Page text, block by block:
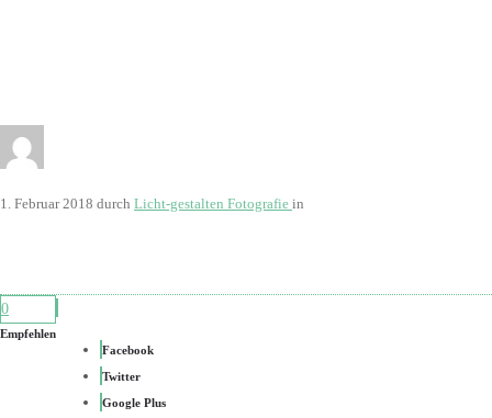
1. Februar 2018 durch Licht-gestalten Fotografie in
0
Empfehlen
Facebook
Twitter
Google Plus